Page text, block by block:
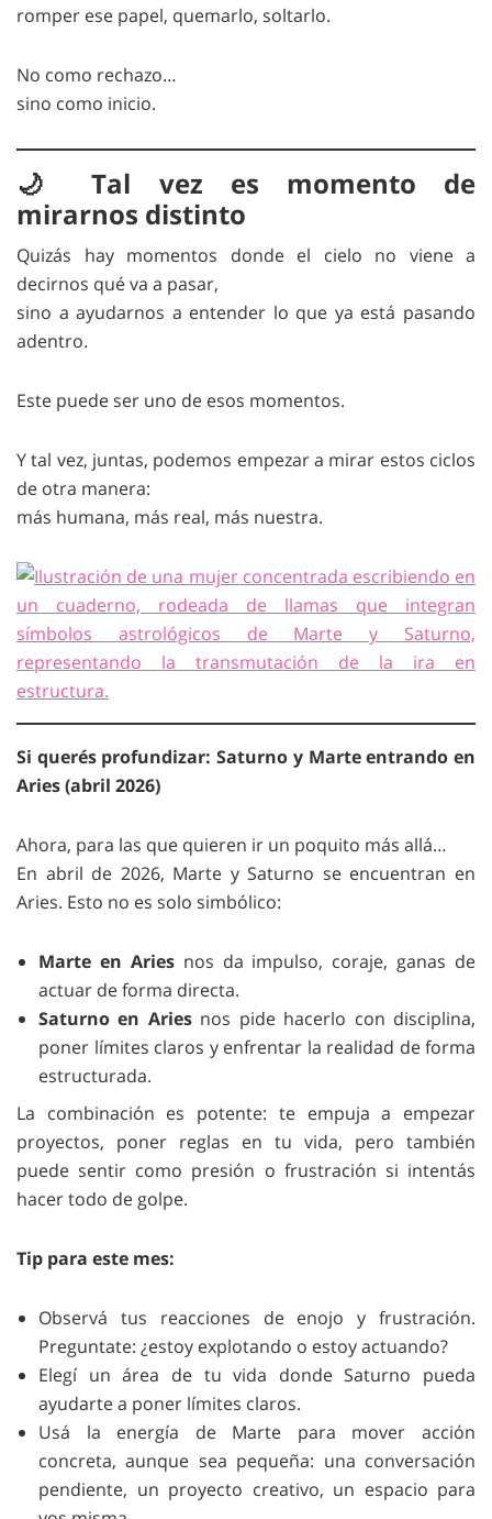
romper ese papel, quemarlo, soltarlo.
No como rechazo…
sino como inicio.
🌙 Tal vez es momento de
mirarnos distinto
Quizás hay momentos donde el cielo no viene a
decirnos qué va a pasar,
sino a ayudarnos a entender lo que ya está pasando
adentro.
Este puede ser uno de esos momentos.
Y tal vez, juntas, podemos empezar a mirar estos ciclos
de otra manera:
más humana, más real, más nuestra.
Si querés profundizar: Saturno y Marte entrando en
Aries (abril 2026)
Ahora, para las que quieren ir un poquito más allá…
En abril de 2026, Marte y Saturno se encuentran en
Aries. Esto no es solo simbólico:
Marte en Ariesnos da impulso, coraje, ganas de
actuar de forma directa.
Saturno en Ariesnos pide hacerlo con disciplina,
poner límites claros y enfrentar la realidad de forma
estructurada.
La combinación es potente: te empuja a empezar
proyectos, poner reglas en tu vida, pero también
puede sentir como presión o frustración si intentás
hacer todo de golpe.
Tip para este mes:
Observá tus reacciones de enojo y frustración.
Preguntate: ¿estoy explotando o estoy actuando?
Elegí un área de tu vida donde Saturno pueda
ayudarte a poner límites claros.
Usá la energía de Marte para mover acción
concreta, aunque sea pequeña: una conversación
pendiente, un proyecto creativo, un espacio para